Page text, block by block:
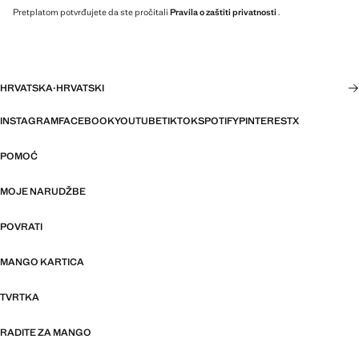
Pretplatom potvrđujete da ste pročitali Pravila o zaštiti privatnosti .
HRVATSKA·HRVATSKI
INSTAGRAMFACEBOOKYOUTUBETIKTOKSPOTIFYPINTERESTX
POMOĆ
MOJE NARUDŽBE
POVRATI
MANGO KARTICA
TVRTKA
RADITE ZA MANGO